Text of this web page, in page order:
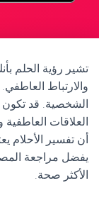
تشير رؤية الحلم
والارتباط
الشخصية. قد تكون
العلاقات
أن تفسير الأحلام
يفضل مراجعة
الأكثر صحة.